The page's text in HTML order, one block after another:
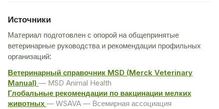
Источники
Материал подготовлен с опорой на общепринятые
ветеринарные руководства и рекомендации профильных
организаций:
Ветеринарный справочник MSD (Merck Veterinary
Manual) — MSD Animal Health
Глобальные рекомендации по вакцинации мелких
животных — WSAVA — Всемирная ассоциация